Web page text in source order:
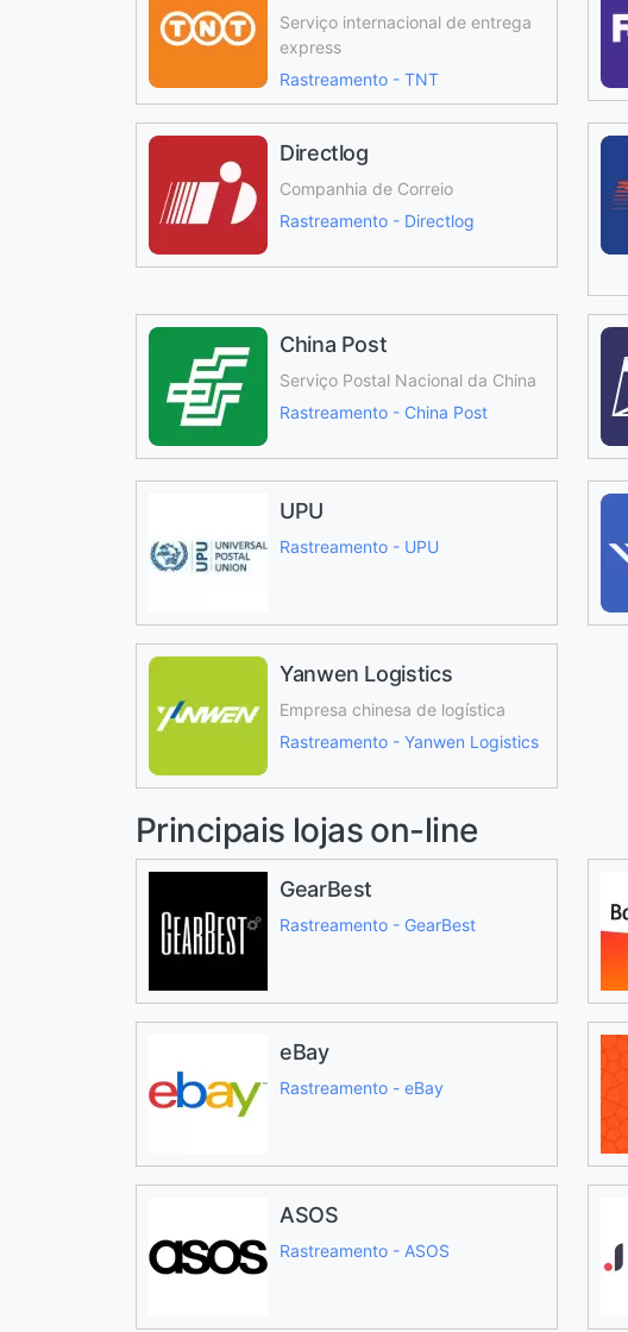
Serviço internacional de entrega
express
Rastreamento - TNT
Directlog
Companhia de Correio
Rastreamento - Directlog
China Post
Serviço Postal Nacional da China
Rastreamento - China Post
UPU
Rastreamento - UPU
Yanwen Logistics
Empresa chinesa de logística
Rastreamento - Yanwen Logistics
Principais lojas on-line
GearBest
Rastreamento - GearBest
eBay
Rastreamento - eBay
ASOS
Rastreamento - ASOS